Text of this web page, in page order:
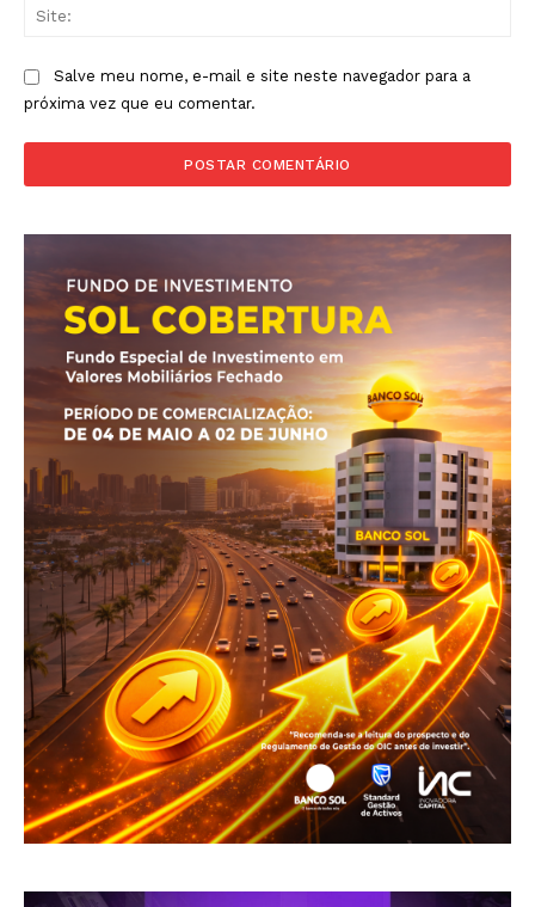
Salve meu nome, e-mail e site neste navegador para a
próxima vez que eu comentar.